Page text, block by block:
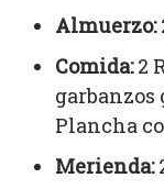
Almuerzo:
Comida:2
garbanzos
Plancha
Merienda: